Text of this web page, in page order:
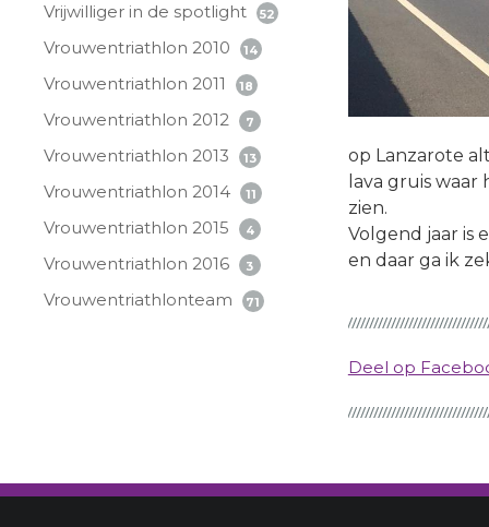
Vrijwilliger in de spotlight 52
Vrouwentriathlon 2010 14
Vrouwentriathlon 2011 18
Vrouwentriathlon 2012 7
Vrouwentriathlon 2013 13
Vrouwentriathlon 2014 11
Vrouwentriathlon 2015 4
Vrouwentriathlon 2016 3
Vrouwentriathlonteam 71
op Lanzarote
lava gruis
zien.
Volgend jaar is
en daar ga ik
Deel op